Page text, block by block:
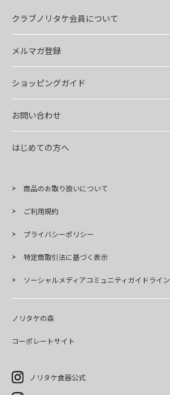
クラブノリタケ会員について
メルマガ登録
ショッピングガイド
お問い合わせ
はじめての方へ
商品のお取り扱いについて
ご利用規約
プライバシーポリシー
特定商取引法に基づく表示
ソーシャルメディアコミュニティガイドライン
ノリタケの森
コーポレートサイト
ノリタケ食器公式